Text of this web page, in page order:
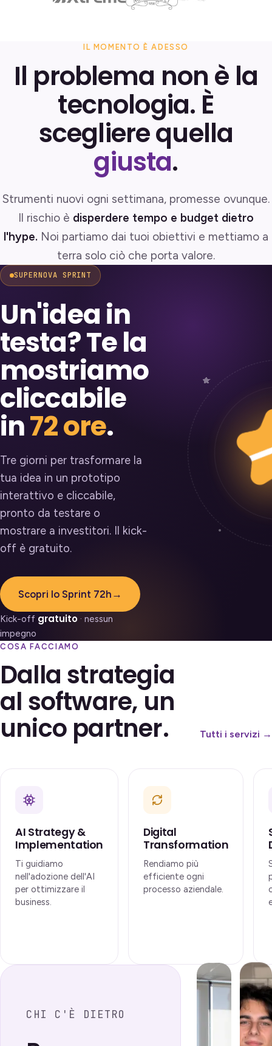
IL MOMENTO È ADESSO
Il problema non è la
tecnologia. È
scegliere quella
giusta.
Strumenti nuovi ogni settimana, promesse ovunque.
Il rischio è disperdere tempo e budget dietro
l'hype. Noi partiamo dai tuoi obiettivi e mettiamo a
terra solo ciò che porta valore.
SUPERNOVA SPRINT
Un'idea in
testa? Te la
mostriamo
cliccabile
in72 ore.
Tre giorni per trasformare la
tua idea in un prototipo
interattivo e cliccabile,
pronto da testare o
mostrare a investitori. Il kick-
off è gratuito.
Scopri lo Sprint 72h →
Kick-off gratuito · nessun
impegno
COSA FACCIAMO
Dalla strategia
al software, un
unico partner. Tutti i servizi →
AI Strategy &
Implementation
Ti guidiamo
nell'adozione dell'AI
per ottimizzare il
business.
Digital
Transformation
Rendiamo più
efficiente ogni
processo aziendale.
CHI C'È DIETRO